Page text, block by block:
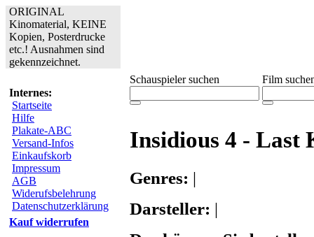
ORIGINAL
Kinomaterial, KEINE
Kopien, Posterdrucke
etc.! Ausnahmen sind
gekennzeichnet.
Internes:
Startseite
Hilfe
Plakate-ABC
Versand-Infos
Einkaufskorb
Impressum
AGB
Widerufsbelehrung
Datenschutzerklärung
Kauf widerrufen
Schauspieler suchen Film
Insidious 4 - Last
Genres: |
Darsteller: |